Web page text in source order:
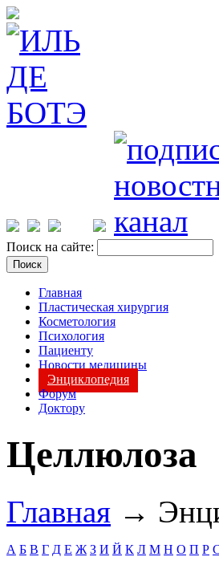
Поиск на сайте:
Главная
Пластическая хирургия
Косметология
Психология
Пациенту
Новости медицины
Энциклопедия
Форум
Доктору
Целлюлоза
Главная →
А Б В Г Д Е Ж З И Й К Л М Н О П Р